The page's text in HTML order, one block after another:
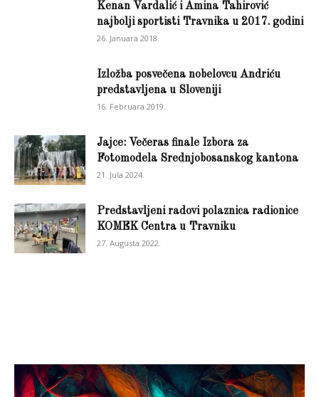
Kenan Vardalić i Amina Tahirović
najbolji sportisti Travnika u 2017. godini
26. Januara 2018.
Izložba posvečena nobelovcu Andriću
predstavljena u Sloveniji
16. Februara 2019.
Jajce: Večeras finale Izbora za
Fotomodela Srednjobosanskog kantona
21. Jula 2024.
Predstavljeni radovi polaznica radionice
KOMEK Centra u Travniku
27. Augusta 2022.